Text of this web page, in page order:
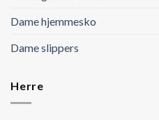
Dame hjemmesko
Dame slippers
Herre